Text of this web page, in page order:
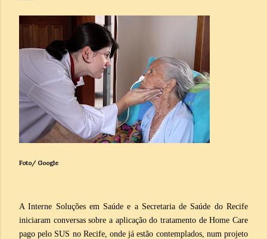
Foto/ Google
A Interne Soluções em Saúde e a Secretaria de Saúde do Recife
iniciaram conversas sobre a aplicação do tratamento de Home Care
pago pelo SUS no Recife, onde já estão contemplados, num projeto